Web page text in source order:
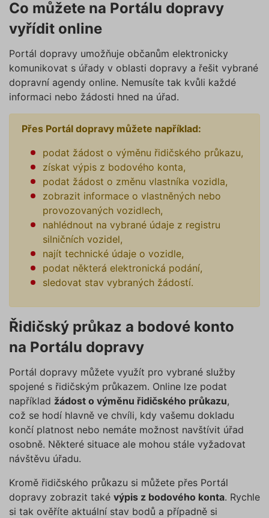
Co můžete na Portálu dopravy
vyřídit online
Portál dopravy umožňuje občanům elektronicky
komunikovat s úřady v oblasti dopravy a řešit vybrané
dopravní agendy online. Nemusíte tak kvůli každé
informaci nebo žádosti hned na úřad.
Přes Portál dopravy můžete například:
podat žádost o výměnu řidičského průkazu,
získat výpis z bodového konta,
podat žádost o změnu vlastníka vozidla,
zobrazit informace o vlastněných nebo
provozovaných vozidlech,
nahlédnout na vybrané údaje z registru
silničních vozidel,
najít technické údaje o vozidle,
podat některá elektronická podání,
sledovat stav vybraných žádostí.
Řidičský průkaz a bodové konto
na Portálu dopravy
Portál dopravy můžete využít pro vybrané služby
spojené s řidičským průkazem. Online lze podat
například žádost o výměnu řidičského průkazu,
což se hodí hlavně ve chvíli, kdy vašemu dokladu
končí platnost nebo nemáte možnost navštívit úřad
osobně. Některé situace ale mohou stále vyžadovat
návštěvu úřadu.
Kromě řidičského průkazu si můžete přes Portál
dopravy zobrazit také výpis z bodového konta. Rychle
si tak ověříte aktuální stav bodů a případně si